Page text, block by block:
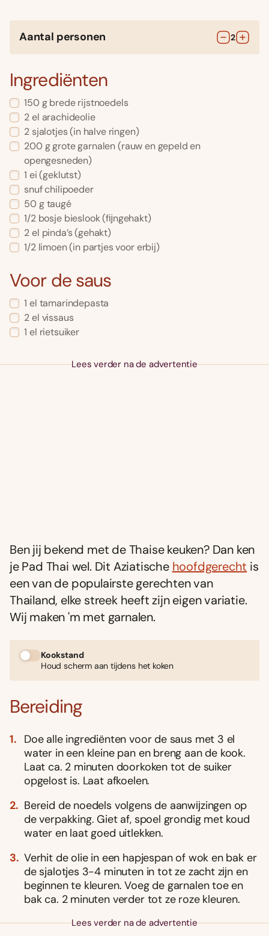
Aantal personen 2
Ingrediënten
150 g brede rijstnoedels
2el arachideolie
2 sjalotjes(in halve ringen)
200 ggrote garnalen(rauw en gepeld en
opengesneden)
1 ei(geklutst)
snufchilipoeder
50 g taugé
1/2 bosje bieslook(fĳngehakt)
2el pinda’s(gehakt)
1/2 limoen(in partjes voor erbij)
Voor de saus
1 el tamarindepasta
2el vissaus
1 el rietsuiker
Lees verder na de advertentie
Ben jij bekend met de Thaise keuken? Dan ken
je Pad Thai wel. Dit Aziatische hoofdgerecht is
een van de populairste gerechten van
Thailand, elke streek heeft zijn eigen variatie.
Wij maken 'm met garnalen.
Kookstand
Houd scherm aan tijdens het koken
Bereiding
Doe alle ingrediënten voor de saus met 3 el
water in een kleine pan en breng aan de kook.
Laat ca. 2 minuten doorkoken tot de suiker
opgelost is. Laat afkoelen.
Bereid de noedels volgens de aanwĳzingen op
de verpakking. Giet af, spoel grondig met koud
water en laat goed uitlekken.
Verhit de olie in een hapjespan of wok en bak er
de sjalotjes 3-4 minuten in tot ze zacht zĳn en
beginnen te kleuren. Voeg de garnalen toe en
bak ca. 2 minuten verder tot ze roze kleuren.
Lees verder na de advertentie